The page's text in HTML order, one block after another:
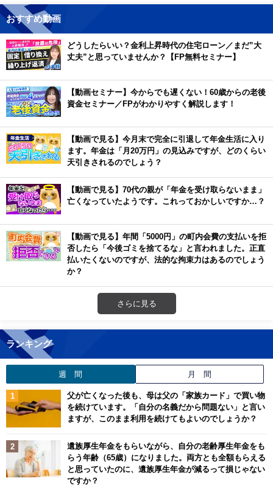
おすすめ動画
どうしたらいい？金利上昇時代の住宅ローン／まだ”大
丈夫”と思っていませんか？【FP無料セミナー】
【動画セミナー】今からでも遅くない！60歳からの老後
資金セミナー／FPがわかりやすく解説します！
【動画で見る】今月末で完全に引退して年金生活に入り
ます。年金は「月20万円」の見込みですが、どのくらい
天引きされるのでしょう？
【動画で見る】70代の親が「年金を受け取らないまま」
亡くなっていたようです。これっておかしいですか…？
【動画で見る】年間「5000円」の町内会費の支払いを拒
否したら「今後ゴミを捨てるな」と言われました。正直
払いたくないのですが、法的な拘束力はあるのでしょう
か？
さらに見る
ランキング
週 間 月 間
父が亡くなった後も、母は父の「家族カード」で買い物
を続けています。「自分の名義だから問題ない」と言い
ますが、このまま利用を続けてもよいのでしょうか？
遺族厚生年金をもらいながら、自分の老齢厚生年金をも
らう年齢（65歳）になりました。両方とも全額もらえる
と思っていたのに、遺族厚生年金が減るって損じゃない
ですか？